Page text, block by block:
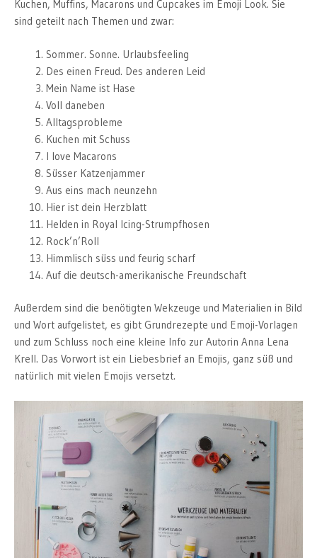
Kuchen, Muffins, Macarons und Cupcakes im Emoji Look. Sie
sind geteilt nach Themen und zwar:
Sommer. Sonne. Urlaubsfeeling
Des einen Freud. Des anderen Leid
Mein Name ist Hase
Voll daneben
Alltagsprobleme
Kuchen mit Schuss
I love Macarons
Süsser Katzenjammer
Aus eins mach neunzehn
Hier ist dein Herzblatt
Helden in Royal Icing-Strumpfhosen
Rock’n’Roll
Himmlisch süss und feurig scharf
Auf die deutsch-amerikanische Freundschaft
Außerdem sind die benötigten Wekzeuge und Materialien in Bild
und Wort aufgelistet, es gibt Grundrezepte und Emoji-Vorlagen
und zum Schluss noch eine kleine Info zur Autorin Anna Lena
Krell. Das Vorwort ist ein Liebesbrief an Emojis, ganz süß und
natürlich mit vielen Emojis versetzt.